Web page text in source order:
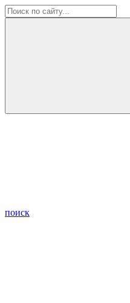
поиск